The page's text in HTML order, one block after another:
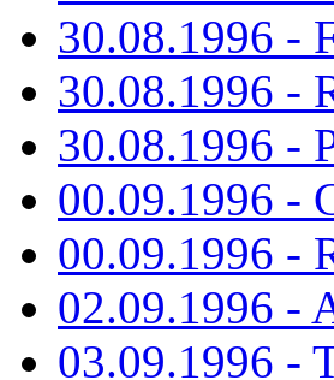
30.08.1996 -
30.08.1996 -
30.08.1996 -
00.09.1996 -
00.09.1996 -
02.09.1996 -
03.09.1996 -